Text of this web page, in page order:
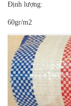
Định lượng:
60gr/m2